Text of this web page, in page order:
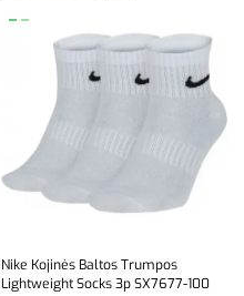
Nike Kojinės Baltos Trumpos
Lightweight Socks 3p SX7677-100